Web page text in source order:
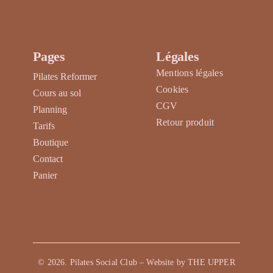
Pages
Pilates Reformer
Cours au sol
Planning
Tarifs
Boutique
Contact
Panier
Légales
Mentions légales
Cookies
CGV
Retour produit
© 2026. Pilates Social Club – Website byTHE UPPER